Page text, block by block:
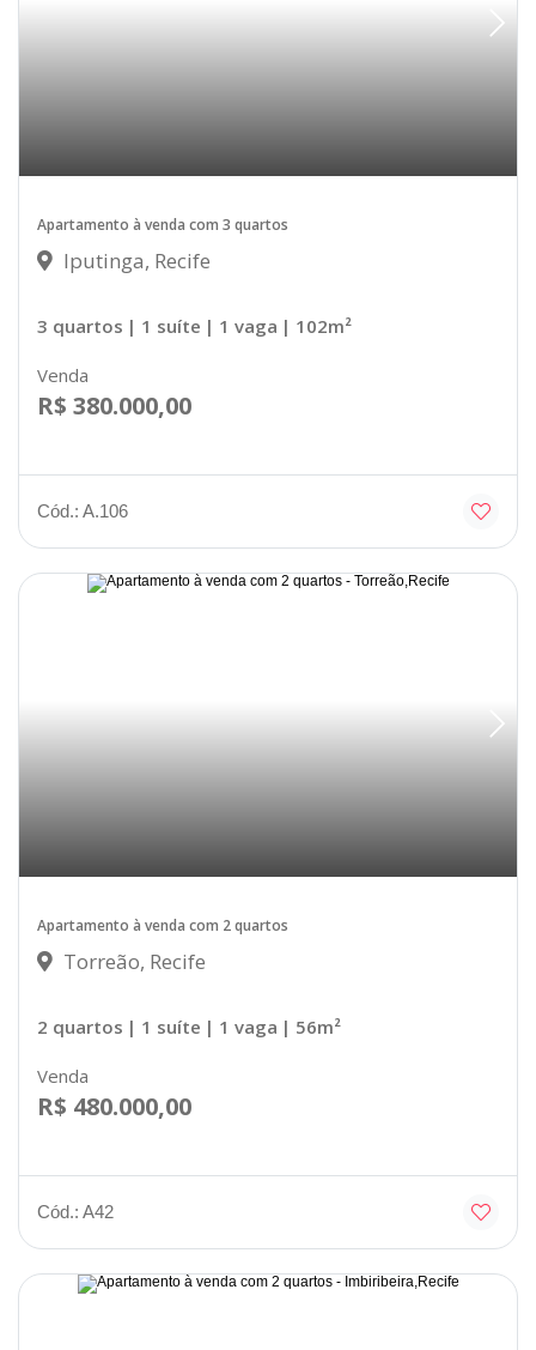
Apartamento à venda com 3 quartos
Iputinga, Recife
3 quartos | 1 suíte | 1 vaga | 102m²
Venda
R$ 380.000,00
Cód.: A.106
Apartamento à venda com 2 quartos
Torreão, Recife
2 quartos | 1 suíte | 1 vaga | 56m²
Venda
R$ 480.000,00
Cód.: A42